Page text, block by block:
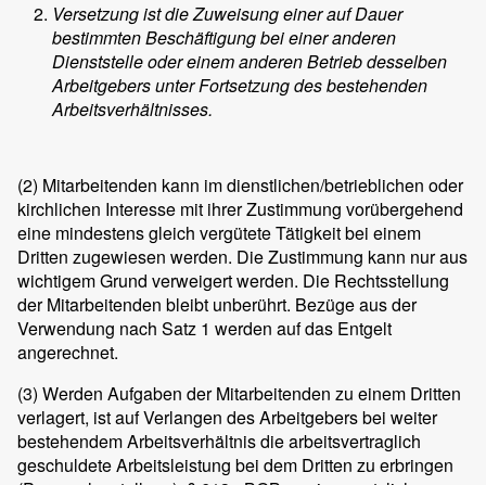
Versetzung ist die Zuweisung einer auf Dauer
bestimmten Beschäftigung bei einer anderen
Dienststelle oder einem anderen Betrieb desselben
Arbeitgebers unter Fortsetzung des bestehenden
Arbeitsverhältnisses.
(2) Mitarbeitenden kann im dienstlichen/betrieblichen oder
kirchlichen Interesse mit ihrer Zustimmung vorübergehend
eine mindestens gleich vergütete Tätigkeit bei einem
Dritten zugewiesen werden. Die Zustimmung kann nur aus
wichtigem Grund verweigert werden. Die Rechtsstellung
der Mitarbeitenden bleibt unberührt. Bezüge aus der
Verwendung nach Satz 1 werden auf das Entgelt
angerechnet.
(3) Werden Aufgaben der Mitarbeitenden zu einem Dritten
verlagert, ist auf Verlangen des Arbeitgebers bei weiter
bestehendem Arbeitsverhältnis die arbeitsvertraglich
geschuldete Arbeitsleistung bei dem Dritten zu erbringen